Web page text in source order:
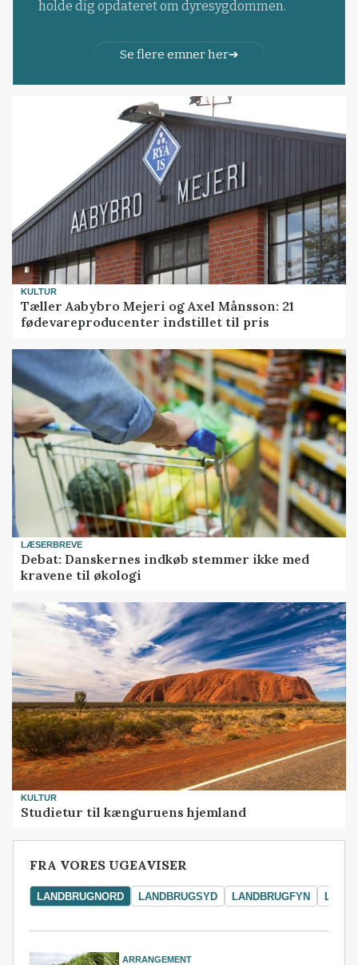
holde dig opdateret om dyresygdommen.
Se flere emner her
KULTUR
Tæller Aabybro Mejeri og Axel Månsson: 21
fødevareproducenter indstillet til pris
LÆSERBREVE
Debat: Danskernes indkøb stemmer ikke med
kravene til økologi
KULTUR
Studietur til kænguruens hjemland
FRA VORES UGEAVISER
LANDBRUGNORD LANDBRUGSYD LANDBRUGFYN
ARRANGEMENT